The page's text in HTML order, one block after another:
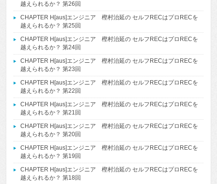
越えられるか？ 第26回
CHAPTER H[aus]エンジニア 樫村治延の セルフRECはプロRECを
越えられるか？ 第25回
CHAPTER H[aus]エンジニア 樫村治延の セルフRECはプロRECを
越えられるか？ 第24回
CHAPTER H[aus]エンジニア 樫村治延の セルフRECはプロRECを
越えられるか？ 第23回
CHAPTER H[aus]エンジニア 樫村治延の セルフRECはプロRECを
越えられるか？ 第22回
CHAPTER H[aus]エンジニア 樫村治延の セルフRECはプロRECを
越えられるか？ 第21回
CHAPTER H[aus]エンジニア 樫村治延の セルフRECはプロRECを
越えられるか？ 第20回
CHAPTER H[aus]エンジニア 樫村治延の セルフRECはプロRECを
越えられるか？ 第19回
CHAPTER H[aus]エンジニア 樫村治延の セルフRECはプロRECを
越えられるか？ 第18回